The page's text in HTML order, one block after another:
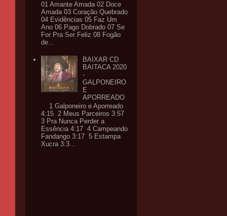
01 Amante Amada 02 Doce
Amada 03 Coração Quebrado
04 Evidências 05 Faz Um
Ano 06 Pago Dobrado 07 Se
For Pra Ser Feliz 08 Fogão
de...
BAIXAR CD
BAITACA 2020
-
GALPONEIRO
E
APORREADO
1 Galponeiro e Aporreado
4:15 2 Meus Parceiros 3:57
3 Pra Nunca Perder a
Essência 4:17 4 Campeando
Fandango 3:17 5 Estampa
Xucra 3:3...